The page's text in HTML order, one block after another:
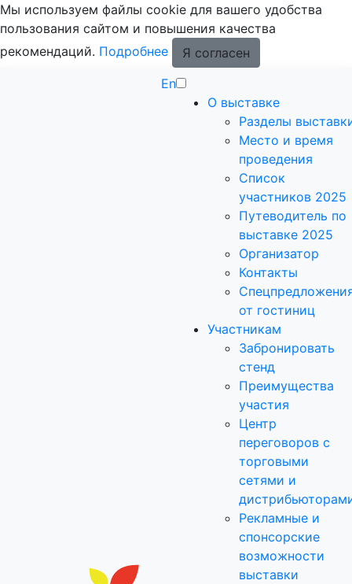
Мы используем файлы cookie для вашего удобства
пользования сайтом и повышения качества
рекомендаций. Подробнее
Я согласен
En
О выставке
Разделы
Место и время
проведения
Список
участников 2025
Путеводитель по
выставке 2025
Организатор
Контакты
от гостиниц
Участникам
Забронировать
стенд
Преимущества
участия
Центр
переговоров с
торговыми
сетями и
Рекламные и
спонсорские
возможности
выставки